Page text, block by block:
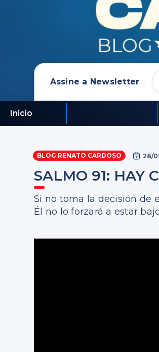
Assine a Newsletter
Inicio
BLOG RENATO CARDOSO 28/
SALMO 91: HAY
Si no toma la decisión de
Él no lo forzará a estar